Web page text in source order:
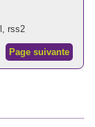
rss2
Page suivante